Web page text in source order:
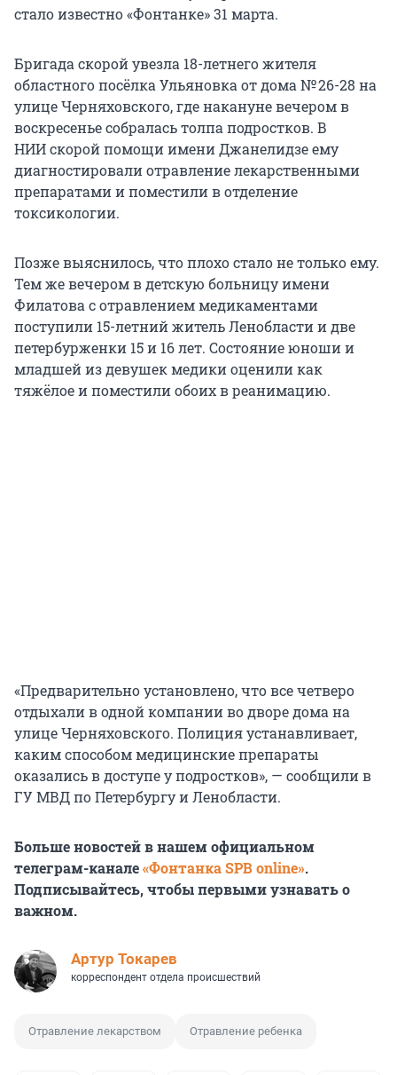
стало известно «Фонтанке» 31 марта.
Бригада скорой увезла 18-летнего жителя
областного посёлка Ульяновка от дома № 26-28 на
улице Черняховского, где накануне вечером в
воскресенье собралась толпа подростков. В
НИИ скорой помощи имени Джанелидзе ему
диагностировали отравление лекарственными
препаратами и поместили в отделение
токсикологии.
Позже выяснилось, что плохо стало не только ему.
Тем же вечером в детскую больницу имени
Филатова с отравлением медикаментами
поступили 15-летний житель Ленобласти и две
петербурженки 15 и 16 лет. Состояние юноши и
младшей из девушек медики оценили как
тяжёлое и поместили обоих в реанимацию.
«Предварительно установлено, что все четверо
отдыхали в одной компании во дворе дома на
улице Черняховского. Полиция устанавливает,
каким способом медицинские препараты
оказались в доступе у подростков», — сообщили в
ГУ МВД по Петербургу и Ленобласти.
Больше новостей в нашем официальном
телеграм-канале«Фонтанка SPB online».
Подписывайтесь, чтобы первыми узнавать о
важном.
Артур Токарев
корреспондент отдела происшествий
Отравление лекарством Отравление ребенка